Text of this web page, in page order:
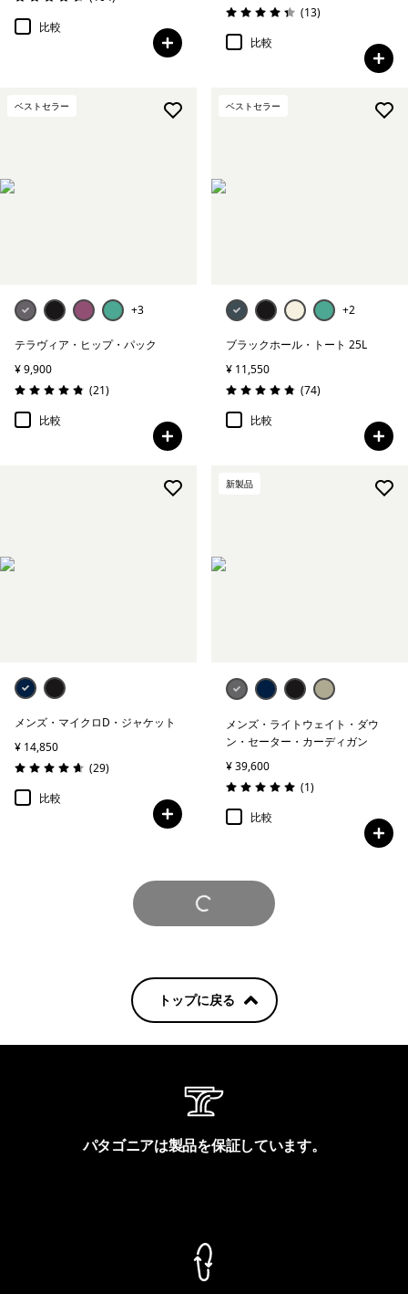
評価: 4.6 / 5
比較
評価: 4.4 / 5 (13レビュー
)
比較
ベストセラー
+3
テラヴィア・ヒップ・パック
¥ 9,900
評価: 4.9 / 5
(21レビュー
)
比較
ベストセラー
+2
ブラックホール・トート 25L
¥ 11,550
評価: 4.9 / 5
(74レビュー
)
比較
メンズ・マイクロD・ジャケット
¥ 14,850
評価: 4.7 / 5
(29レビュー
)
比較
新製品
メンズ・ライトウェイト・ダウ
ン・セーター・カーディガン
¥ 39,600
評価: 5.0 / 5
(1レビュー
)
比較
さらに見る
トップに戻る
パタゴニアは製品を保証しています。